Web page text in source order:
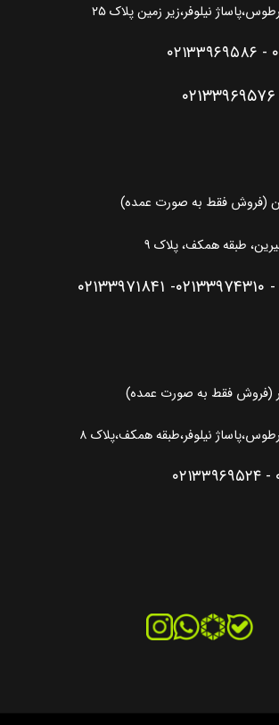
نیلوفر،زیر زمین پلاک ۲۵
- ۰۲۱۳۳۹۶۹۵۸۶
۰۲۱۳۳۹۶۹۵۷۶
(فروش فقط به صورت عمده)
طبقه همکف، پلاک ۹
- ۰۲۱۳۳۹۷۴۳۱۰- ۰۲۱۳۳۹۷۱۸۴۱
(فروش فقط به صورت عمده)
نیلوفر،طبقه همکف،پلاک ۸
- ۰۲۱۳۳۹۶۹۵۲۴